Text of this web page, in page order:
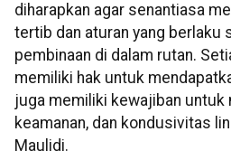
diharapkan agar senantiasa
tertib dan aturan yang berlaku
pembinaan di dalam rutan.
memiliki hak untuk
juga memiliki kewajiban untuk
keamanan, dan kondusivitas
Maulidi.